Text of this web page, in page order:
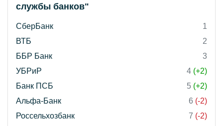
службы банков"
СберБанк
1
ВТБ
2
ББР Банк
3
УБРиР
4 (+2)
Банк ПСБ
5 (+2)
Альфа-Банк
6 (-2)
Россельхозбанк
7 (-2)